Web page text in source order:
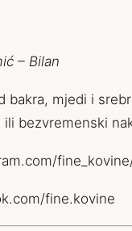
– Bilan
bakra, mjedi i
bezvremenski
fine.kovine